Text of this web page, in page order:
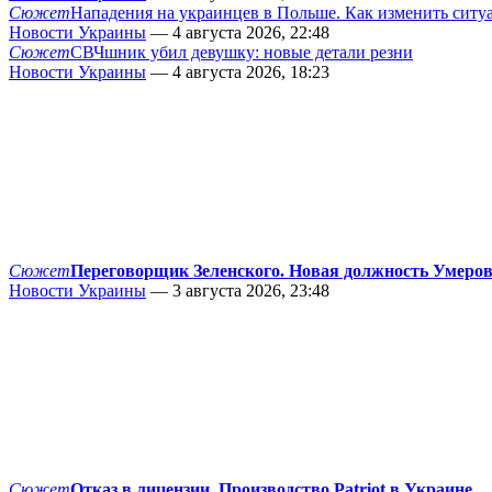
СюжетНападения на украинцев в Польше. Как изменить
Новости Украины — 4 августа 2026, 22:48
СюжетСВЧшник убил девушку: новые детали резни
Новости Украины — 4 августа 2026, 18:23
СюжетПереговорщик Зеленского. Новая должность
Новости Украины — 3 августа 2026, 23:48